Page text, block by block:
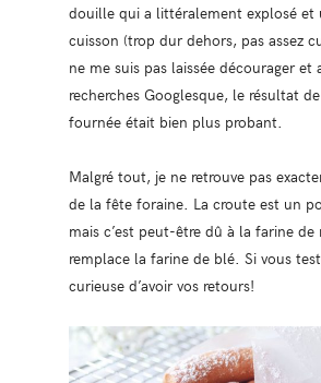
douille qui a littéralement explosé et
cuisson (trop dur dehors, pas assez
ne me suis pas laissée décourager et
recherches Googlesque, le résultat
fournée était bien plus probant.
Malgré tout, je ne retrouve pas
de la fête foraine. La croute est un
mais c’est peut-être dû à la farine de
remplace la farine de blé. Si vous
curieuse d’avoir vos retours!